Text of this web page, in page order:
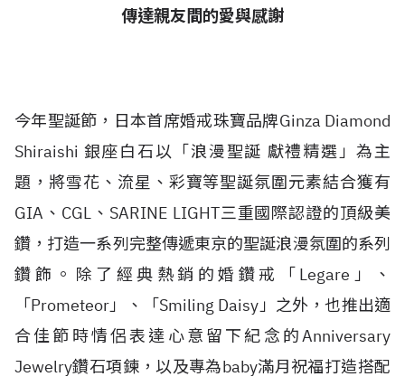
傳達親友間的愛與感謝
今年聖誕節，日本首席婚戒珠寶品牌Ginza Diamond
Shiraishi 銀座白石以「浪漫聖誕 獻禮精選」為主
題，將雪花、流星、彩寶等聖誕氛圍元素結合獲有
GIA、CGL、SARINE LIGHT三重國際認證的頂級美
鑽，打造一系列完整傳遞東京的聖誕浪漫氛圍的系列
鑽飾。除了經典熱銷的婚鑽戒「Legare」、
「Prometeor」、「Smiling Daisy」之外，也推出適
合佳節時情侶表達心意留下紀念的Anniversary
Jewelry鑽石項鍊，以及專為baby滿月祝福打造搭配